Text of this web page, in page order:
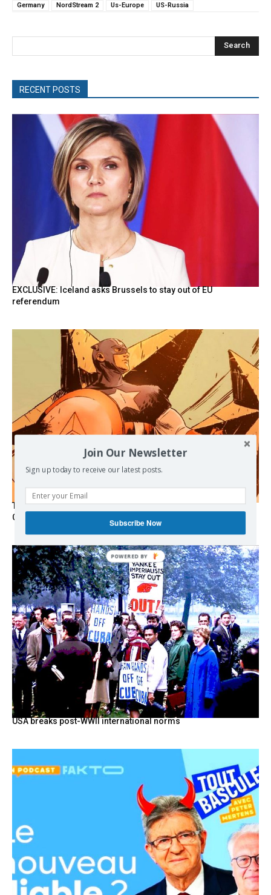
Germany NordStream 2 Us-Europe US-Russia
Search
RECENT POSTS
EXCLUSIVE: Iceland asks Brussels to stay out of EU
referendum
The Programmable Crisis: Iran and the Financial Regime
Change
USA breaks post-WWII international norms
Join Our Newsletter
Sign up today to receive our latest posts.
Subscribe Now
POWERED BY